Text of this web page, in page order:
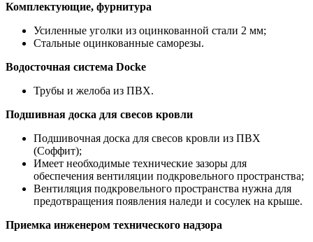
Комплектующие, фурнитура
Усиленные уголки из оцинкованной стали 2 мм;
Стальные оцинкованные саморезы.
Водосточная система Docke
Трубы и желоба из ПВХ.
Подшивная доска для свесов кровли
Подшивочная доска для свесов кровли из ПВХ
(Соффит);
Имеет необходимые технические зазоры для
обеспечения вентиляции подкровельного пространства;
Вентиляция подкровельного пространства нужна для
предотвращения появления наледи и сосулек на крыше.
Приемка инженером технического надзора